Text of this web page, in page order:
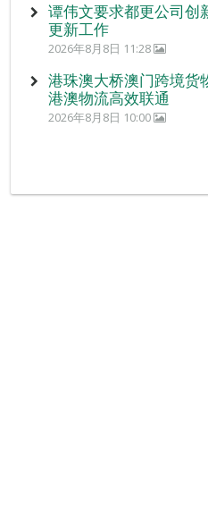
谭伟文要求都更公司创
更新工作
2026年8月8日 11:28
港珠澳大桥澳门跨境货
港澳物流高效联通
2026年8月8日 10:00